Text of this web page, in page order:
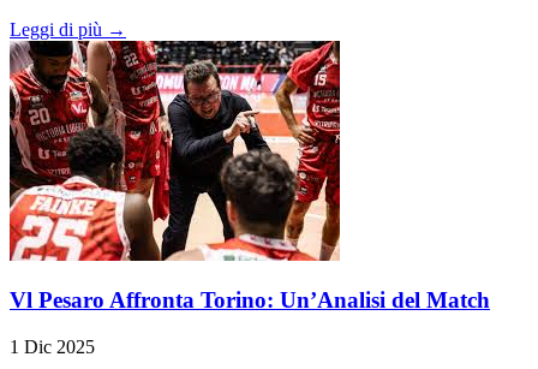
Leggi di più →
Vl Pesaro Affronta Torino: Un’Analisi del Match
1 Dic 2025